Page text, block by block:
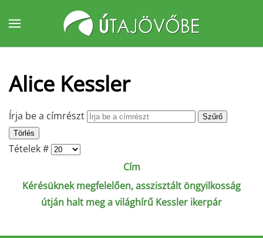
Fő tartalom átugrása
Alice Kessler
Írja be a címrészt
Szűrő
Törlés
Tételek #
Cím
Kérésüknek megfelelően, asszisztált öngyilkosság
útján halt meg a világhírű Kessler ikerpár